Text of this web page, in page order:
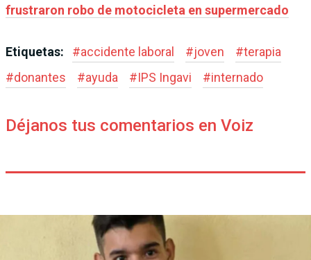
frustraron robo de motocicleta en supermercado
Etiquetas: #accidente laboral #joven #terapia
#donantes #ayuda #IPS Ingavi #internado
Déjanos tus comentarios en Voiz